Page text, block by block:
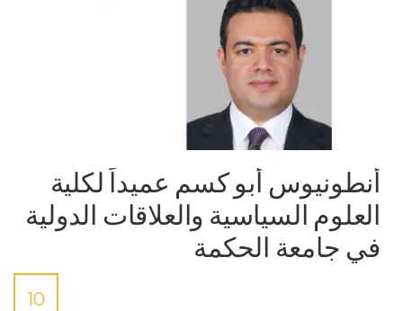
أنطونيوس أبو كسم عميداً لكلية
العلوم السياسية والعلاقات الدولية
في جامعة الحكمة
10